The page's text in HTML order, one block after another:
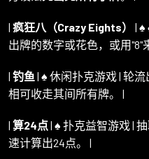
| 疯狂八（Crazy Eights）
|
出牌的数字或花色，或用"8"
| 钓鱼 | ♠️ 休闲扑克游戏 | 轮
相可收走其间所有牌。 |
| 算24点| ♠️ 扑克益智游戏 |
速计算出24点。 |